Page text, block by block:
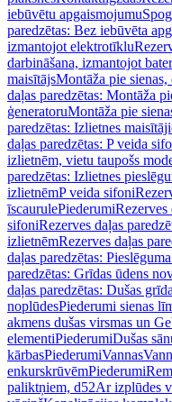
iebūvētu apgaismojumu
paredzētas: Bez iebūvēta
izmantojot elektrotīklu
darbināšana, izmantojot
maisītājsMontāža pie
daļas paredzētas: Montāža
ģeneratoruMontāža pie
paredzētas: Izlietnes
daļas paredzētas: P veida
izlietnēm, vietu taupošs
paredzētas: Izlietnes
izlietnēmP veida sifoni
īscaurulePiederumiRezerves
sifoniRezerves daļas
izlietnēmRezerves daļas
daļas paredzētas:
paredzētas: Grīdas ūdens
daļas paredzētas: Dušas
noplūdesPiederumi sienas
akmens dušas virsmas un
elementiPiederumiDušas
kārbasPiederumiVannas
enkurskrūvēmPiederumi
paliktņiem, d52Ar izplūdes